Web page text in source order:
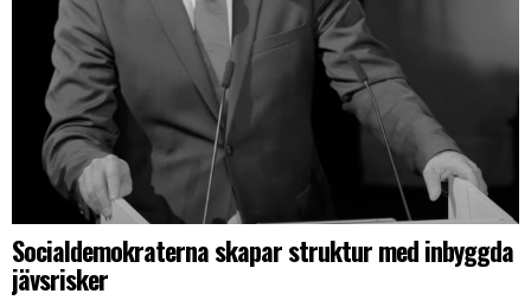
Socialdemokraterna skapar struktur med inbyggda
jävsrisker